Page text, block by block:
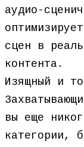
аудио-
сцен в
контента.
Изящный и
вы еще
категории,